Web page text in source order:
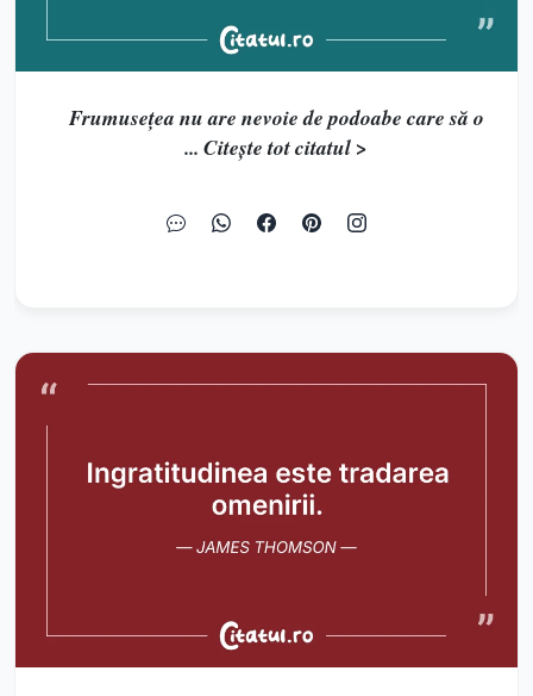
Frumuseţea nu are nevoie de podoabe care să o
... Citește tot citatul >